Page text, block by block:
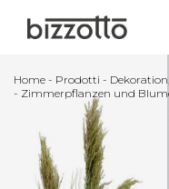
Home - Prodotti -
- Zimmerpflanzen und